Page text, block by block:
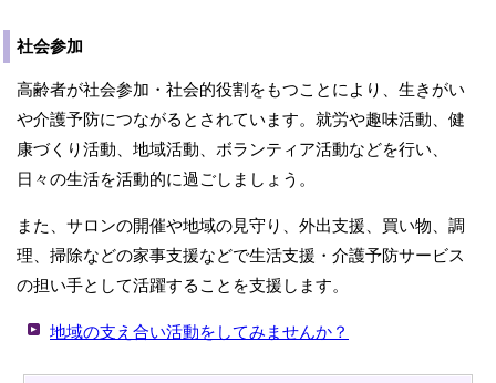
社会参加
高齢者が社会参加・社会的役割をもつことにより、生きがい
や介護予防につながるとされています。就労や趣味活動、健
康づくり活動、地域活動、ボランティア活動などを行い、
日々の生活を活動的に過ごしましょう。
また、サロンの開催や地域の見守り、外出支援、買い物、調
理、掃除などの家事支援などで生活支援・介護予防サービス
の担い手として活躍することを支援します。
地域の支え合い活動をしてみませんか？